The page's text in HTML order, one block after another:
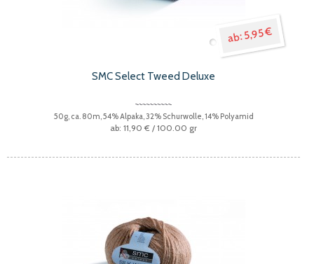
5,95 €
SMC Select Tweed Deluxe
50g, ca. 80m, 54% Alpaka, 32% Schurwolle, 14% Polyamid
11,90 € / 100.00 gr